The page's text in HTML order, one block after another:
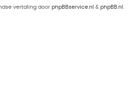
vertaling door phpBBservice.nl & phpBB.nl